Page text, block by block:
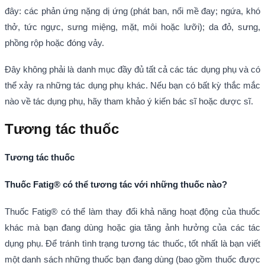
đây: các phản ứng nặng dị ứng (phát ban, nổi mề đay; ngứa, khó
thở, tức ngực, sưng miệng, mặt, môi hoặc lưỡi); da đỏ, sưng,
phồng rộp hoặc đóng vảy.
Đây không phải là danh mục đầy đủ tất cả các tác dụng phụ và có
thể xảy ra những tác dụng phụ khác. Nếu bạn có bất kỳ thắc mắc
nào về tác dụng phụ, hãy tham khảo ý kiến bác sĩ hoặc dược sĩ.
Tương tác thuốc
Tương tác thuốc
Thuốc Fatig® có thể tương tác với những thuốc nào?
Thuốc Fatig® có thể làm thay đổi khả năng hoạt động của thuốc
khác mà bạn đang dùng hoặc gia tăng ảnh hưởng của các tác
dụng phụ. Để tránh tình trạng tương tác thuốc, tốt nhất là bạn viết
một danh sách những thuốc bạn đang dùng (bao gồm thuốc được